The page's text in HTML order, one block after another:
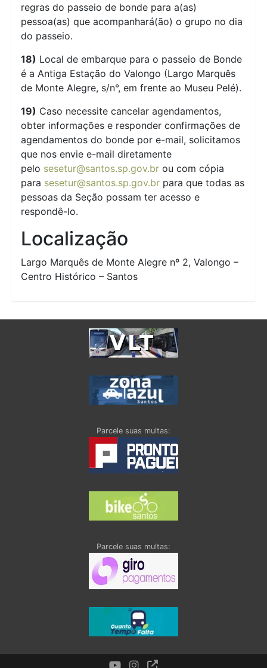
regras do passeio de bonde para a(as)
pessoa(as) que acompanhará(ão) o grupo no dia
do passeio.
18) Local de embarque para o passeio de Bonde
é a Antiga Estação do Valongo (Largo Marquês
de Monte Alegre, s/n°, em frente ao Museu Pelé).
19) Caso necessite cancelar agendamentos,
obter informações e responder confirmações de
agendamentos do bonde por e-mail, solicitamos
que nos envie e-mail diretamente
pelo sesetur@santos.sp.gov.br ou com cópia
para sesetur@santos.sp.gov.br para que todas as
pessoas da Seção possam ter acesso e
respondê-lo.
Localização
Largo Marquês de Monte Alegre nº 2, Valongo –
Centro Histórico – Santos
Parcele suas multas:
Parcele suas multas: